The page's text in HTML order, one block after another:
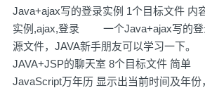
Java+ajax写的登录实例 1个目标文件 内
实例,ajax,登录 一个Java+ajax写的登
源文件，JAVA新手朋友可以学习一下。
JAVA+JSP的聊天室 8个目标文件 简单
JavaScript万年历 显示出当前时间及年